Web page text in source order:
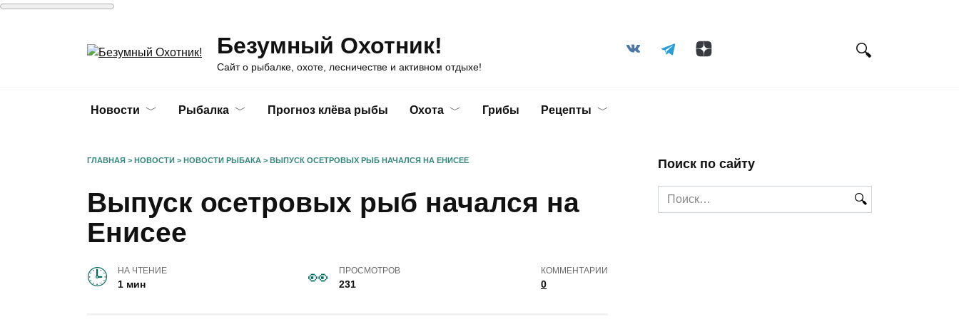
Безумный Охотник!
Сайт о рыбалке, охоте, лесничестве и активном отдыхе!
Новости Рыбалка Прогноз клёва рыбы Охота Грибы Рецепты
ГЛАВНАЯ > НОВОСТИ > НОВОСТИ РЫБАКА > ВЫПУСК ОСЕТРОВЫХ РЫБ НАЧАЛСЯ НА ЕНИСЕЕ
Выпуск осетровых рыб начался на
Енисее
НА ЧТЕНИЕ
1 мин
ПРОСМОТРОВ
231
КОММЕНТАРИИ
0
Поиск по сайту
Search
for: